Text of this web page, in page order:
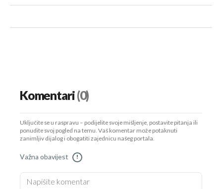
Komentari(0)
Uključite se u raspravu – podijelite svoje mišljenje, postavite pitanja ili
ponudite svoj pogled na temu. Vaš komentar može potaknuti
zanimljiv dijalog i obogatiti zajednicu našeg portala.
Važna obavijest !